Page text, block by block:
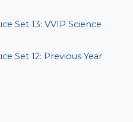
Set 13: VVIP Science
Set 12: Previous Year